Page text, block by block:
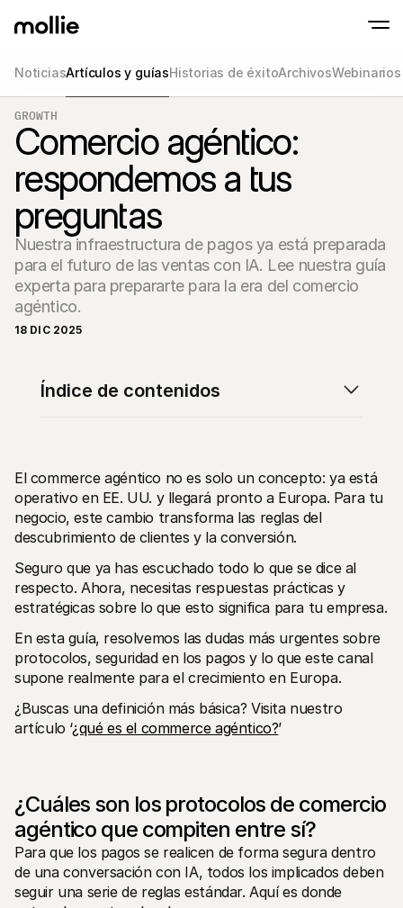
Tap to Pay en iPhone
Acepta pagos contactless en tu iPhone
Saber más
Aceptar pagos
Pagos en línea
Aceptar y gestionar
Pagos en persona
Aceptar pagos con
Pagos recurrentes
Pagos recurrentes y
Aceptación y
Prevenir fraude y
Socios
Recursos técnicos
Descubre recursos para desarrolladores y actualizaciones
Biblioteca
Integra Mollie con bibliotecas listas para usar
Comunidad Discord
Únete a nuestra comunidad de desarrolladores
Sobre Mollie
Precios
Consultar nuestros precios
Descubre más sobre nuestra
historia y valores
Noticias
Contacto
Compradores
Por qué Mollie está en tu extracto bancario
Clientes de Mollie
Contactar equipo de atención al cliente
Contactar equipo de ventas
Descubre cómo podemos ayudar a tu empresa
NoticiasArtículos y guíasHistorias de éxitoArchivos
GROWTH
Comercio agéntico:
respondemos a tus
preguntas
Nuestra infraestructura de pagos ya está preparada
para el futuro de las ventas con IA. Lee nuestra guía
experta para prepararte para la era del comercio
18 DIC 2025
El commerce agéntico no es solo un concepto: ya está
operativo en EE. UU. y llegará pronto a Europa. Para tu
negocio, este cambio transforma las reglas del
descubrimiento de clientes y la conversión.
Seguro que ya has escuchado todo lo que se dice al
respecto. Ahora, necesitas respuestas prácticas y
estratégicas sobre lo que esto significa para tu empresa.
En esta guía, resolvemos las dudas más urgentes sobre
protocolos, seguridad en los pagos y lo que este canal
supone realmente para el crecimiento en Europa.
¿Buscas una definición más básica? Visita nuestro
artículo ‘¿qué es el commerce agéntico?’
¿Cuáles son los protocolos de comercio
agéntico que compiten entre sí?
Para que los pagos se realicen de forma segura dentro
de una conversación con IA, todos los implicados deben
seguir una serie de reglas estándar. Aquí es donde
Índice de contenidos